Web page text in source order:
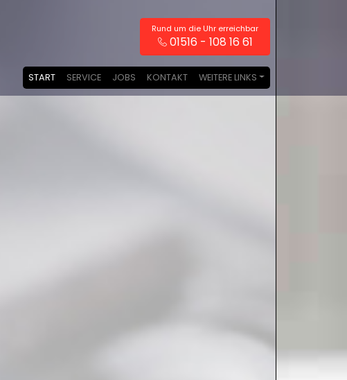
Rund um die Uhr erreichbar
01516 - 108 16 61
START SERVICE JOBS KONTAKT WEITERE LINKS